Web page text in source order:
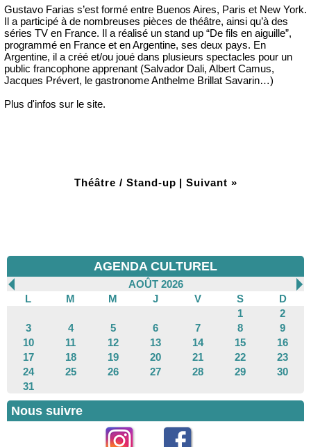
Gustavo Farias s’est formé entre Buenos Aires, Paris et New York.
Il a participé à de nombreuses pièces de théâtre, ainsi qu’à des
séries TV en France. Il a réalisé un stand up “De fils en aiguille”,
programmé en France et en Argentine, ses deux pays. En
Argentine, il a créé et/ou joué dans plusieurs spectacles pour un
public francophone apprenant (Salvador Dali, Albert Camus,
Jacques Prévert, le gastronome Anthelme Brillat Savarin…)
Plus d'infos sur le site.
Théâtre / Stand-up | Suivant »
AGENDA CULTUREL
AOÛT 2026
L
M M J V S
D
1
2
3
4 5 6 7 8
9
10
11 12 13 14 15
16
17
18 19 20 21 22
23
24
25 26 27 28 29
30
31
Nous suivre